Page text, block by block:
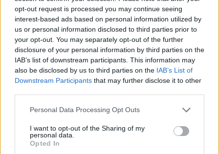
opt-out request is processed you may continue seeing
interest-based ads based on personal information utilized by
us or personal information disclosed to third parties prior to
your opt-out. You may separately opt-out of the further
disclosure of your personal information by third parties on the
IAB’s list of downstream participants. This information may
also be disclosed by us to third parties on the IAB’s List of
Downstream Participants that may further disclose it to other
Personal Data Processing Opt Outs
I want to opt-out of the Sharing of my
personal data.
Opted In
да възобнови работата на въглищна
електроцентрала